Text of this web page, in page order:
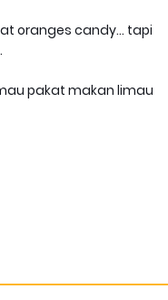
oranges candy... tapi
pakat makan limau